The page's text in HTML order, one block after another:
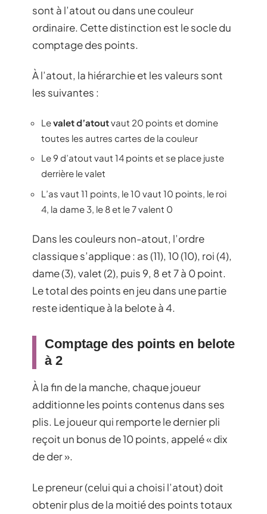
sont à l’atout ou dans une couleur
ordinaire. Cette distinction est le socle du
comptage des points.
À l’atout, la hiérarchie et les valeurs sont
les suivantes :
Levalet d’atoutvaut 20 points et domine
toutes les autres cartes de la couleur
Le 9 d’atout vaut 14 points et se place juste
derrière le valet
L’as vaut 11 points, le 10 vaut 10 points, le roi
4, la dame 3, le 8 et le 7 valent 0
Dans les couleurs non-atout, l’ordre
classique s’applique : as (11), 10 (10), roi (4),
dame (3), valet (2), puis 9, 8 et 7 à 0 point.
Le total des points en jeu dans une partie
reste identique à la belote à 4.
Comptage des points en belote
à 2
À la fin de la manche, chaque joueur
additionne les points contenus dans ses
plis. Le joueur qui remporte le dernier pli
reçoit un bonus de 10 points, appelé « dix
de der ».
Le preneur (celui qui a choisi l’atout) doit
obtenir plus de la moitié des points totaux